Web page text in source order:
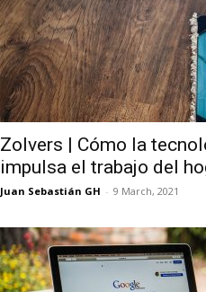
Zolvers | Cómo la
impulsa el trabajo del
Juan Sebastián GH - 9 March, 2021